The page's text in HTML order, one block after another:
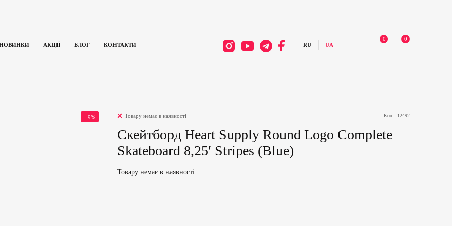
АКЦІЇ БЛОГ КОНТАКТИ
0 0
- 9% Товару немає в наявності Код: 12492
Скейтборд Heart Supply Round Logo Complete
Skateboard 8,25′ Stripes (Blue)
Товару немає в наявності